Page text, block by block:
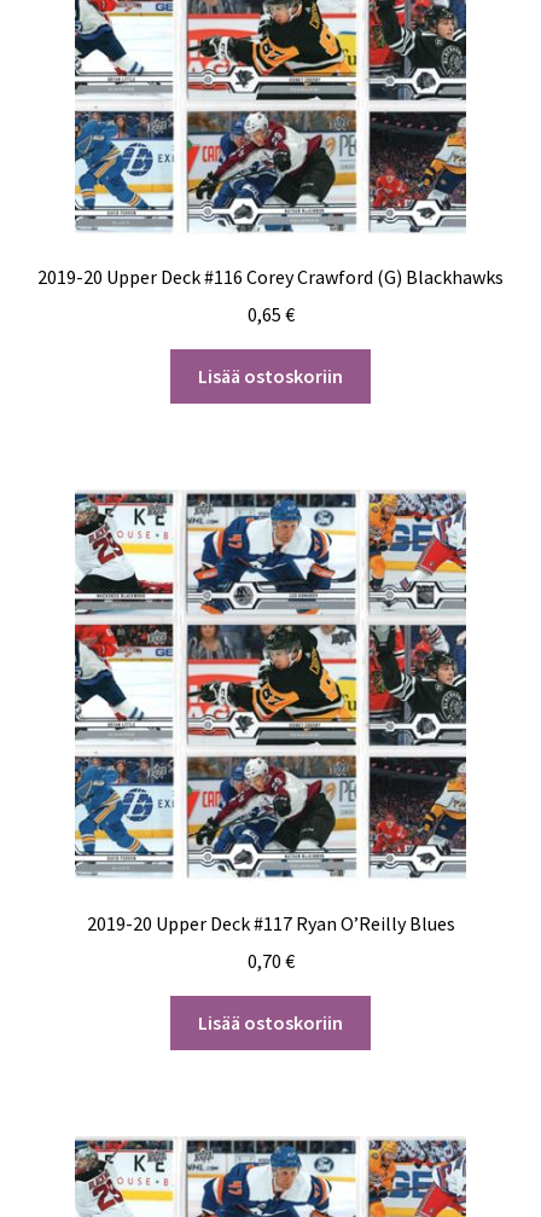
2019-20 Upper Deck #116 Corey Crawford (G) Blackhawks
0,65 €
Lisää ostoskoriin
2019-20 Upper Deck #117 Ryan O’Reilly Blues
0,70 €
Lisää ostoskoriin